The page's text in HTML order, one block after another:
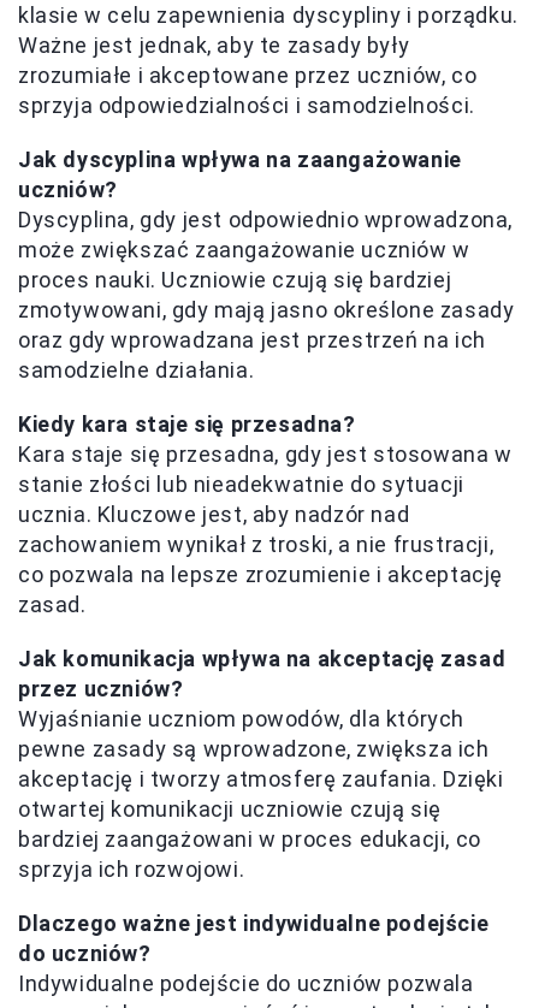
klasie w celu zapewnienia dyscypliny i porządku.
Ważne jest jednak, aby te zasady były
zrozumiałe i akceptowane przez uczniów, co
sprzyja odpowiedzialności i samodzielności.
Jak dyscyplina wpływa na zaangażowanie
uczniów?
Dyscyplina, gdy jest odpowiednio wprowadzona,
może zwiększać zaangażowanie uczniów w
proces nauki. Uczniowie czują się bardziej
zmotywowani, gdy mają jasno określone zasady
oraz gdy wprowadzana jest przestrzeń na ich
samodzielne działania.
Kiedy kara staje się przesadna?
Kara staje się przesadna, gdy jest stosowana w
stanie złości lub nieadekwatnie do sytuacji
ucznia. Kluczowe jest, aby nadzór nad
zachowaniem wynikał z troski, a nie frustracji,
co pozwala na lepsze zrozumienie i akceptację
zasad.
Jak komunikacja wpływa na akceptację zasad
przez uczniów?
Wyjaśnianie uczniom powodów, dla których
pewne zasady są wprowadzone, zwiększa ich
akceptację i tworzy atmosferę zaufania. Dzięki
otwartej komunikacji uczniowie czują się
bardziej zaangażowani w proces edukacji, co
sprzyja ich rozwojowi.
Dlaczego ważne jest indywidualne podejście
do uczniów?
Indywidualne podejście do uczniów pozwala